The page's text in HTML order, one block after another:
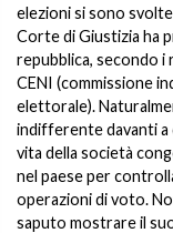
elezioni si sono
Corte di Giustizia ha
repubblica, secondo
CENI (commissione
elettorale).
indifferente davanti a
vita della società
nel paese per
operazioni di voto.
saputo mostrare il